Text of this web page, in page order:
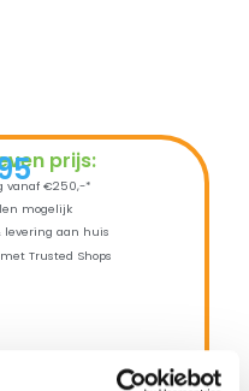
prijs:
vanaf €250,-*
mogelijk
levering aan huis
Trusted Shops